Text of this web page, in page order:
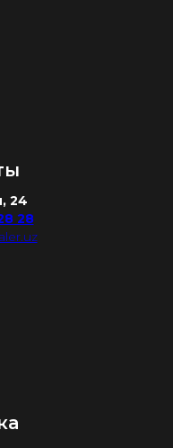
24
28